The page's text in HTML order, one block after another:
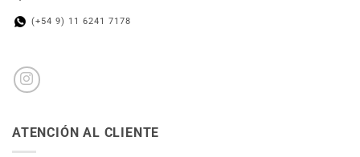
(+54 9) 11 6241 7178
ATENCIÓN AL CLIENTE